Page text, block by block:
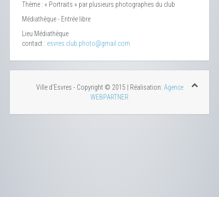
Thème : « Portraits » par plusieurs photographes du club
Médiathèque - Entrée libre
Lieu Médiathèque
contact : esvres.club.photo@gmail.com
Ville d'Esvres - Copyright © 2015 | Réalisation: Agence
WEBPARTNER